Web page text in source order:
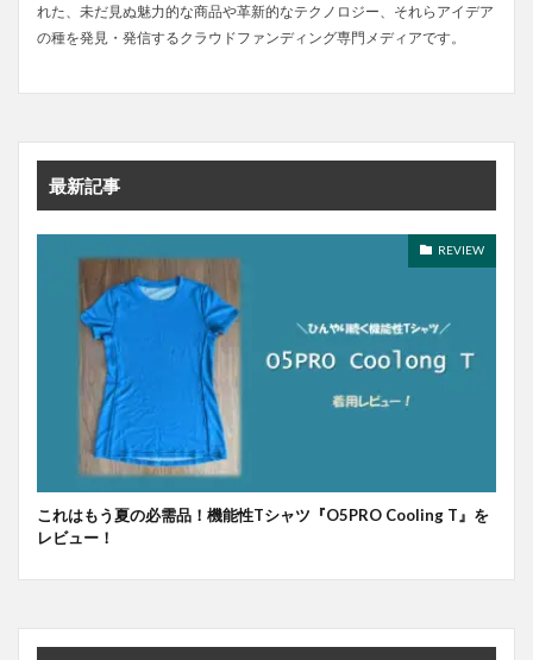
れた、未だ見ぬ魅力的な商品や革新的なテクノロジー、それらアイデア
の種を発見・発信するクラウドファンディング専門メディアです。
最新記事
REVIEW
これはもう夏の必需品！機能性Tシャツ『O5PRO Cooling T』を
レビュー！